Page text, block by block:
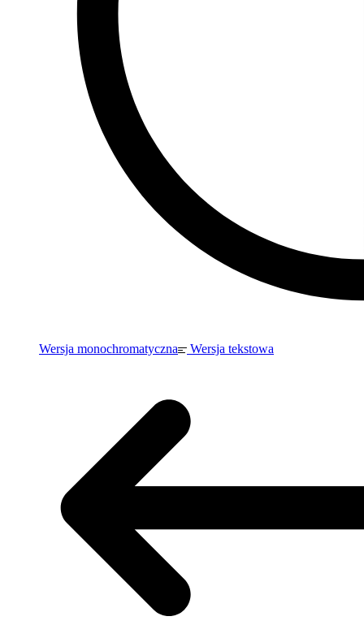
Wersja monochromatyczna Wersja tekstowa